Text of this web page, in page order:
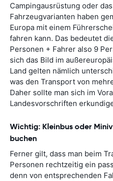
Campingausrüstung oder
Fahrzeugvarianten haben
Europa mit einem
fahren kann. Das bedeutet
Personen + Fahrer also 9
sich das Bild im
Land gelten nämlich
was den Transport von
Daher sollte man sich im
Landesvorschriften
Wichtig: Kleinbus oder
buchen
Ferner gilt, dass man beim
Personen rechtzeitig ein
denn von entsprechenden